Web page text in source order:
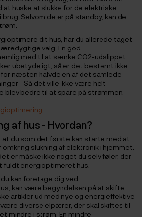
huske at slukke for de elektriske
brug. Selvom de er på standby, kan de
dit hus, har du allerede taget
valg. En god
med til at sænke CO2-udslippet.
ubetydeligt, så er det bestemt ikke
næsten halvdelen af det samlede
- Så det ville ikke være helt
blev bedre til at spare på strømmen.
af hus - Hvordan?
at du som det første kan starte med at
slukning af elektronik i hjemmet.
er måske ikke noget du selv føler, der
fuldt energioptimeret hus.
kan foretage dig ved
kan være begyndelsen på at skifte
artikler ud med nye og energieffektive
diverse elpærer, der skal skiftes til
mindre i strøm. En mindre